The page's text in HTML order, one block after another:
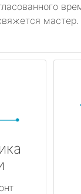
мастер.